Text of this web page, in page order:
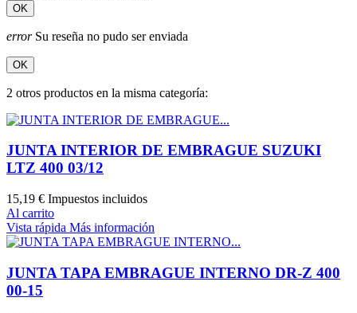
OK
errorSu reseña no pudo ser enviada
OK
2 otros productos en la misma categoría:
JUNTA INTERIOR DE EMBRAGUE SUZUKI
LTZ 400 03/12
15,19 € Impuestos incluidos
Al carrito
Vista rápida Más información
JUNTA TAPA EMBRAGUE INTERNO DR-Z 400
00-15